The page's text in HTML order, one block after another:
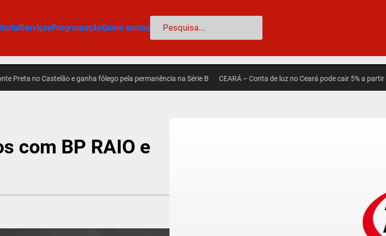
ServiçosProgramaçãoQuem somos Pesquisar
no Castelão e ganha fôlego pela permanência na Série B CEARÁ – Conta de luz no Ceará pode cair 5% a partir de
com BP RAIO e